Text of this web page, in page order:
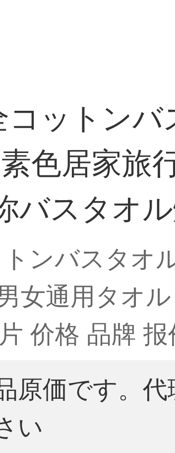
ットンバ
色居家旅
バスタオ
ンバスタオ
女通用タオ
价格 品牌
原価です。代
い